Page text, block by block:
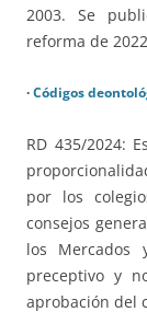
2003. Se
reforma de
·Códigos
RD 435/2024:
por los
consejos
los Mercados
preceptivo y
aprobación del